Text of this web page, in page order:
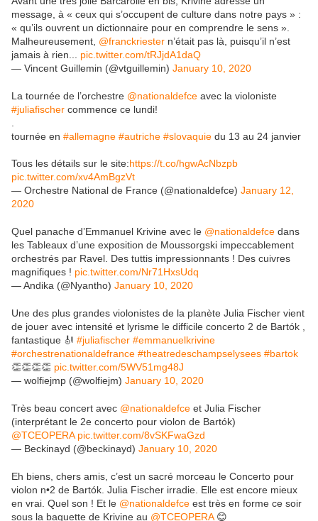
message, à « ceux qui s’occupent de culture dans notre pays » :
« qu’ils ouvrent un dictionnaire pour en comprendre le sens ».
Malheureusement, @franckriester n’était pas là, puisqu’il n’est
jamais à rien... pic.twitter.com/tRJjdA1daQ
— Vincent Guillemin (@vtguillemin) January 10, 2020
La tournée de l’orchestre @nationaldefce avec la violoniste
#juliafischer commence ce lundi!
tournée en #allemagne #autriche #slovaquie du 13 au 24 janvier
Tous les détails sur le site:https://t.co/hgwAcNbzpb
pic.twitter.com/xv4AmBgzVt
— Orchestre National de France (@nationaldefce) January 12,
2020
Quel panache d’Emmanuel Krivine avec le @nationaldefce dans
les Tableaux d’une exposition de Moussorgski impeccablement
orchestrés par Ravel. Des tuttis impressionnants ! Des cuivres
magnifiques ! pic.twitter.com/Nr71HxsUdq
— Andika (@Nyantho) January 10, 2020
Une des plus grandes violonistes de la planète Julia Fischer vient
de jouer avec intensité et lyrisme le difficile concerto 2 de Bartók ,
fantastique 🎻 #juliafischer #emmanuelkrivine
#orchestrenationaldefrance #theatredeschampselysees #bartok
👏👏👏👏 pic.twitter.com/5WV51mg48J
— wolfiejmp (@wolfiejm) January 10, 2020
Très beau concert avec ⁦ @nationaldefce ⁩ et Julia Fischer
(interprétant le 2e concerto pour violon de Bartók)
@TCEOPERA⁩ pic.twitter.com/8vSKFwaGzd
— Beckinayd (@beckinayd) January 10, 2020
Eh biens, chers amis, c’est un sacré morceau le Concerto pour
violon n•2 de Bartók. Julia Fischer irradie. Elle est encore mieux
en vrai. Quel son ! Et le @nationaldefce est très en forme ce soir
sous la baguette de Krivine au @TCEOPERA😊